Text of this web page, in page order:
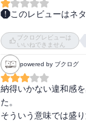
自己中心的が肯定的に
果たしてそうなのか？
る。この「自分には
く万能感
・「怖くてできなか
くことができる
このレビューはネ
強い人の生きかたと
悪感＝その事物をコ
とだめなことなど、
「困った人を手助け
くないというのは、、
人の幸せを願いすぎ
けば自分に合う人が
恒常性はどれくらい
ブクログレビューは
いいねできません
powered by ブクログ
納得いかない違和感
た。
そういう意味では盛